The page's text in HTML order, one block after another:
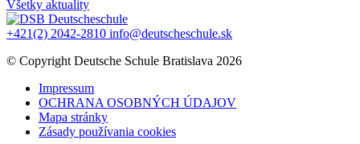
Všetky aktuality
+421(2) 2042-2810 info@deutscheschule.sk
© Copyright Deutsche Schule Bratislava 2026
Impressum
OCHRANA OSOBNÝCH ÚDAJOV
Mapa stránky
Zásady používania cookies